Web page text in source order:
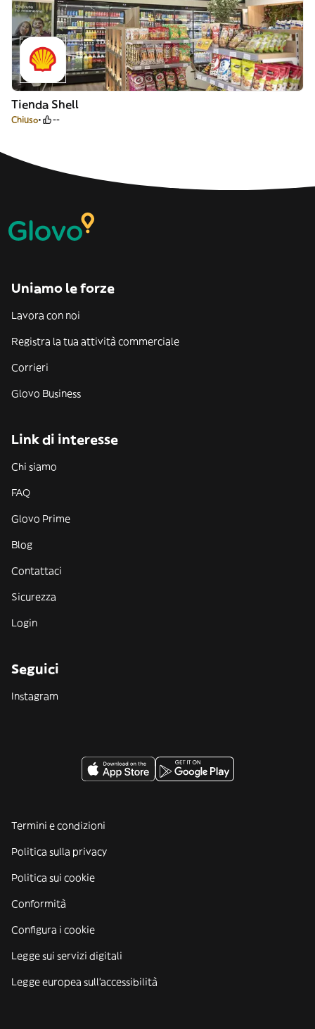
Tienda Shell
Chiuso --
Uniamo le forze
Lavora con noi
Registra la tua attività commerciale
Corrieri
Glovo Business
Link di interesse
Chi siamo
FAQ
Glovo Prime
Blog
Contattaci
Sicurezza
Login
Seguici
Instagram
Termini e condizioni
Politica sulla privacy
Politica sui cookie
Conformità
Configura i cookie
Legge sui servizi digitali
Legge europea sull'accessibilità